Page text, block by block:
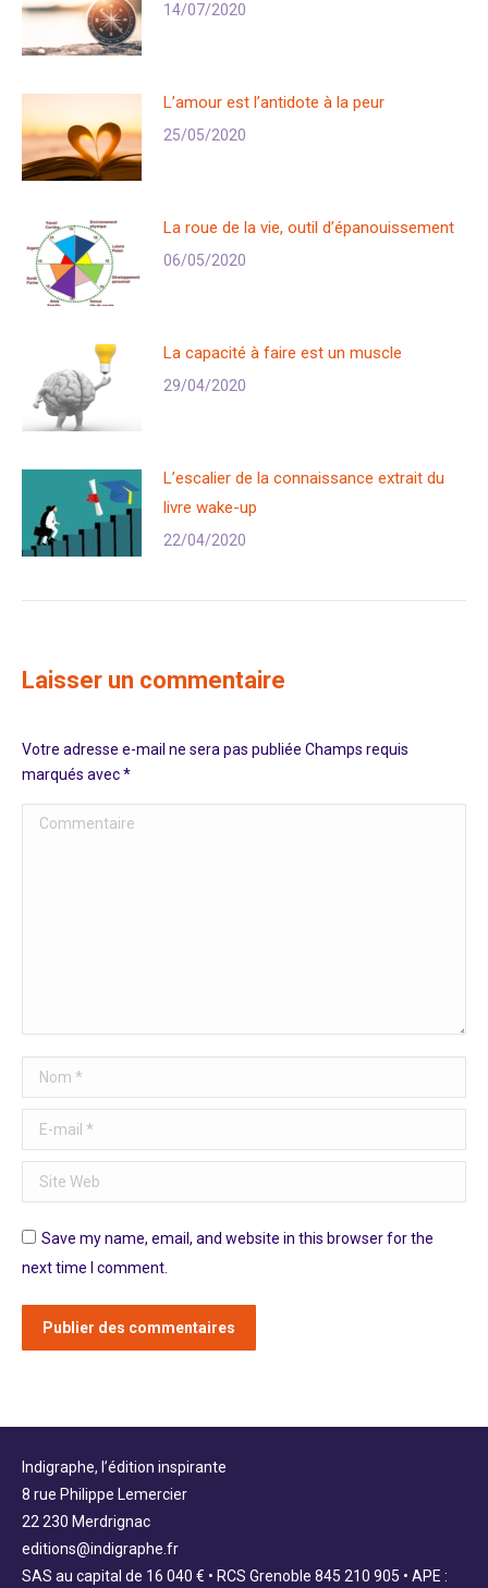
14/07/2020
L’amour est l’antidote à la peur
25/05/2020
La roue de la vie, outil d’épanouissement
06/05/2020
La capacité à faire est un muscle
29/04/2020
L’escalier de la connaissance extrait du
livre wake-up
22/04/2020
Laisser un commentaire
Votre adresse e-mail ne sera pas publiée Champs requis
marqués avec*
Commentaire
Nom *
E-mail *
Site Web
Save my name, email, and website in this browser for the
next time I comment.
Publier des commentaires
Indigraphe, l’édition inspirante
8 rue Philippe Lemercier
22 230 Merdrignac
editions@indigraphe.fr
SAS au capital de 16 040 € • RCS Grenoble 845 210 905 • APE :